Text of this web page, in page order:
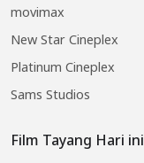
movimax
New Star Cineplex
Platinum Cineplex
Sams Studios
Film Tayang Hari ini